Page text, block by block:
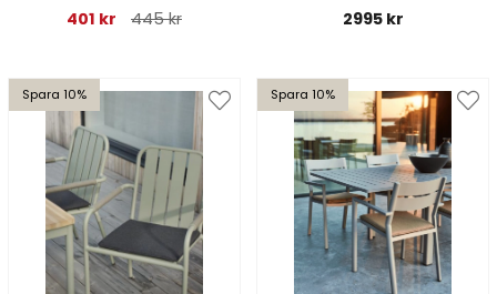
401 kr
445 kr 2995 kr
Spara 10% Spara 10%